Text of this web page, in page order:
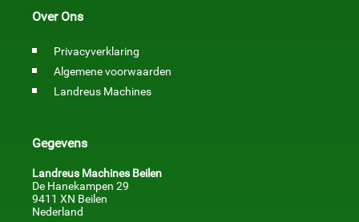
Over Ons
Privacyverklaring
Algemene voorwaarden
Landreus Machines
Gegevens
Landreus Machines Beilen
De Hanekampen 29
9411 XN Beilen
Nederland